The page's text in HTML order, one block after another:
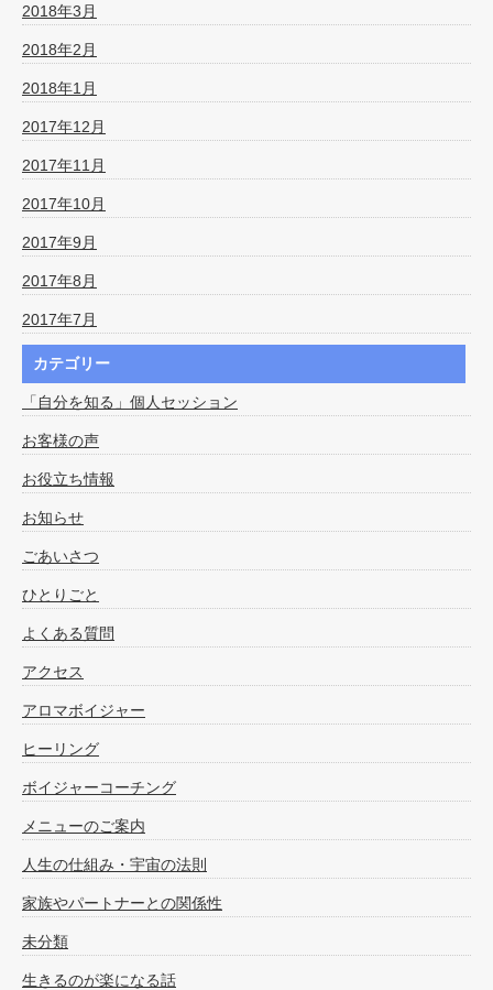
2018年3月
2018年2月
2018年1月
2017年12月
2017年11月
2017年10月
2017年9月
2017年8月
2017年7月
カテゴリー
「自分を知る」個人セッション
お客様の声
お役立ち情報
お知らせ
ごあいさつ
ひとりごと
よくある質問
アクセス
アロマボイジャー
ヒーリング
ボイジャーコーチング
メニューのご案内
人生の仕組み・宇宙の法則
家族やパートナーとの関係性
未分類
生きるのが楽になる話